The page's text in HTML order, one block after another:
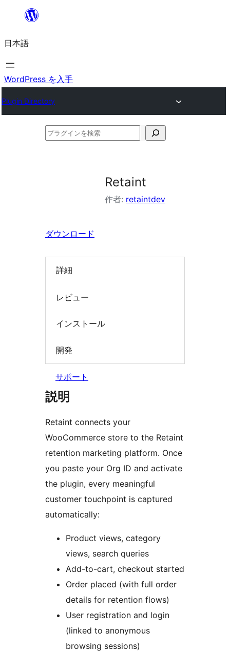
を
ス
キ
プ
日本語
WordPress を入手
Plugin Directory
プ
索
Retaint
作者: retaintdev
ダウンロード
詳細
レビュー
インストール
開発
サポート
説明
Retaint connects your
WooCommerce store to the Retaint
retention marketing platform. Once
you paste your Org ID and activate
the plugin, every meaningful
customer touchpoint is captured
automatically:
Product views, category
views, search queries
Add-to-cart, checkout started
Order placed (with full order
details for retention flows)
User registration and login
(linked to anonymous
browsing sessions)